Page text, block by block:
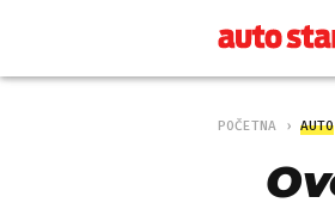
POČETNA AUTO